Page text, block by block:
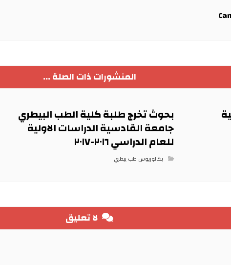
المنشورات ذات الصلة ...
بحوث تخرج طلبة كلية الطب البيطري
جامعة القادسية الدراسات الاولية
للعام الدراسي ٢٠١٦-٢٠١٧
بكالوريوس طب بيطري
لا تعليق